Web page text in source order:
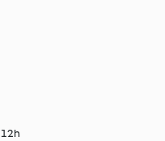
12h